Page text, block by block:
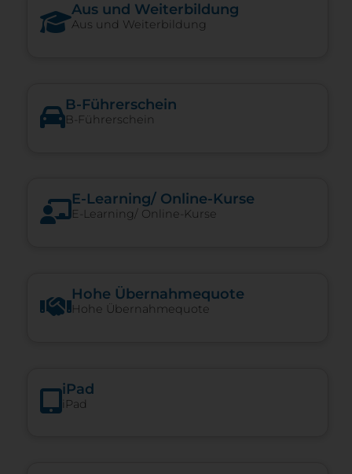
Aus und Weiterbildung
Aus und Weiterbildung
B-Führerschein
B-Führerschein
E-​Learning/ Online-​Kurse
E-​Learning/ Online-​Kurse
Hohe Über­nah­me­quote
Hohe Über­nah­me­quote
iPad
iPad